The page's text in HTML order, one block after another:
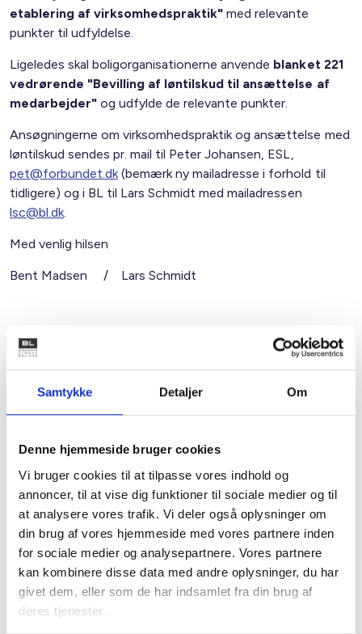
Samtykke Detaljer Om
Denne hjemmeside bruger cookies
Vi bruger cookies til at tilpasse vores indhold og
annoncer, til at vise dig funktioner til sociale medier og til
at analysere vores trafik. Vi deler også oplysninger om
din brug af vores hjemmeside med vores partnere inden
for sociale medier og analysepartnere. Vores partnere
kan kombinere disse data med andre oplysninger, du har
givet dem, eller som de har indsamlet fra din brug af
deres tjenester.
etablering af virksomhedspraktik" med relevante
punkter til udfyldelse.
Ligeledes skal boligorganisationerne anvende blanket 221
vedrørende "Bevilling af løntilskud til ansættelse af
medarbejder" og udfylde de relevante punkter.
Ansøgningerne om virksomhedspraktik og ansættelse med
løntilskud sendes pr. mail til Peter Johansen, ESL,
pet@forbundet.dk(bemærk ny mailadresse i forhold til
tidligere) og i BL til Lars Schmidt med mailadressen
lsc@bl.dk.
Med venlig hilsen
Bent Madsen / Lars Schmidt
Kontakt
Bent Madsen
Adm. direktør
Mail: bma@bl.dk